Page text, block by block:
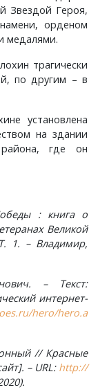
Звездой Героя,
орденом
медалями.
трагически
по другим – в
установлена
на здании
где он
: книга о
Великой
1. – Владимир,
– Текст:
интернет-
hero/hero.a
// Красные
– URL: http://